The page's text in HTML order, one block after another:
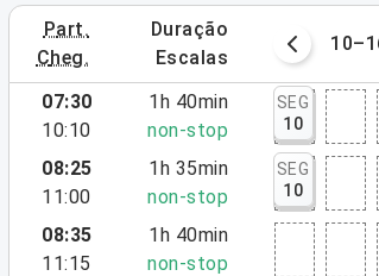
part.
cheg.
duração
escalas
3–9 de agosto de 2026
07:30
10:10
1h 40min
non-stop
SEG
10
08:25
11:00
1h 35min
non-stop
SEG
10
08:35
11:15
1h 40min
non-stop